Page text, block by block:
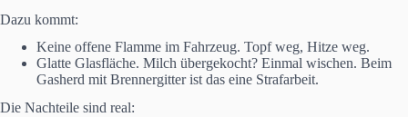
Dazu kommt:
Keine offene Flamme im Fahrzeug. Topf weg, Hitze weg.
Glatte Glasfläche. Milch übergekocht? Einmal wischen. Beim
Gasherd mit Brennergitter ist das eine Strafarbeit.
Die Nachteile sind real: